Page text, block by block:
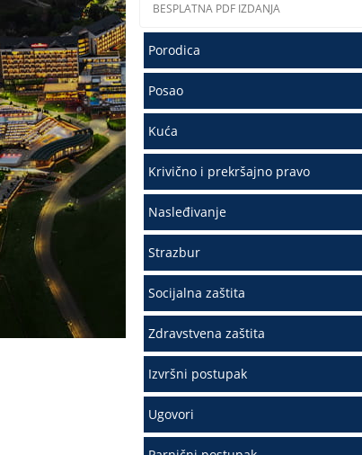
BESPLATNA PDF IZDANJA
Porodica
Posao
Kuća
Krivično i prekršajno pravo
Nasleđivanje
Strazbur
Socijalna zaštita
Zdravstvena zaštita
Izvršni postupak
Ugovori